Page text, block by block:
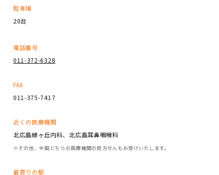
駐車場
20台
電話番号
011-372-6328
FAX
011-375-7417
近くの医療機関
北広島緑ヶ丘内科、北広島耳鼻咽喉科
※その他、全国どちらの医療機関の処方せんもお受けいたします。
最寄りの駅